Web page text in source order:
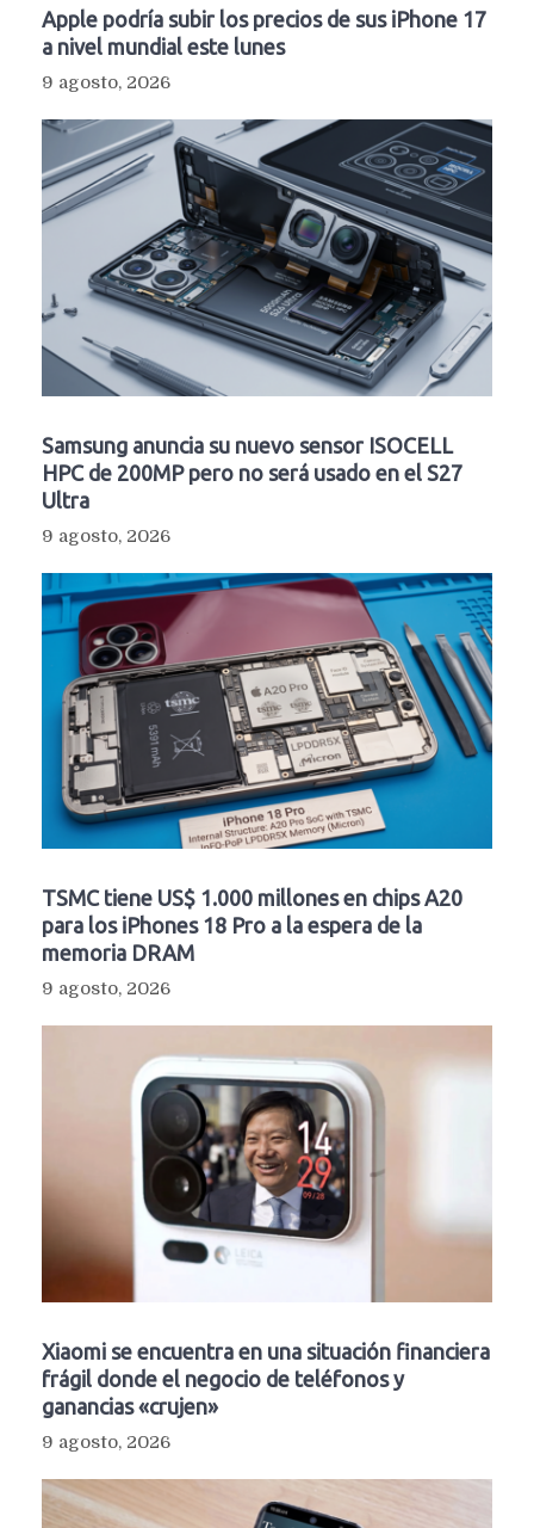
Apple podría subir los precios de sus iPhone 17
a nivel mundial este lunes
9 agosto, 2026
Samsung anuncia su nuevo sensor ISOCELL
HPC de 200MP pero no será usado en el S27
Ultra
9 agosto, 2026
TSMC tiene US$ 1.000 millones en chips A20
para los iPhones 18 Pro a la espera de la
memoria DRAM
9 agosto, 2026
Xiaomi se encuentra en una situación financiera
frágil donde el negocio de teléfonos y
ganancias «crujen»
9 agosto, 2026